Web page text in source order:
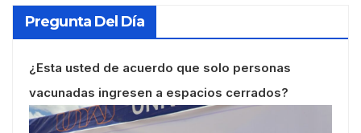
Pregunta Del Día
¿Esta usted de acuerdo que solo personas
vacunadas ingresen a espacios cerrados?